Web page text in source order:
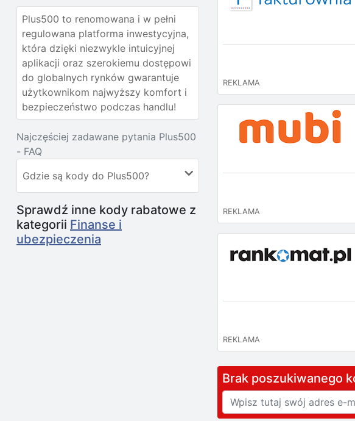
Plus500 to renomowana i w pełni
regulowana platforma inwestycyjna,
która dzięki niezwykle intuicyjnej
aplikacji oraz szerokiemu dostępowi
do globalnych rynków gwarantuje
użytkownikom najwyższy komfort i
bezpieczeństwo podczas handlu!
Najczęściej zadawane pytania Plus500
- FAQ
Gdzie są kody do Plus500?
Sprawdź inne kody rabatowe z
kategorii Finanse i
ubezpieczenia
REKLAMA
REKLAMA
REKLAMA
Brak poszukiwanego